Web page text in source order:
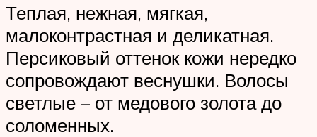
Теплая, нежная, мягкая,
малоконтрастная и деликатная.
Персиковый оттенок кожи нередко
сопровождают веснушки. Волосы
светлые – от медового золота до
соломенных.